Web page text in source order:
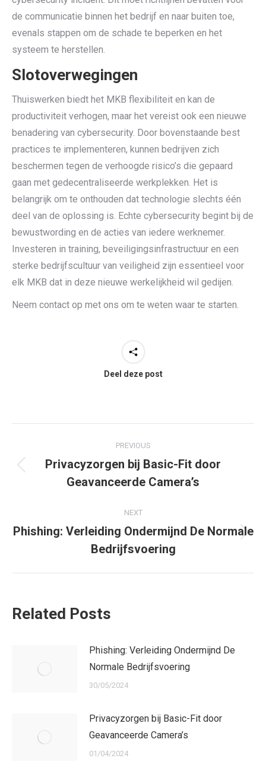
de communicatie binnen het bedrijf en naar buiten toe,
evenals stappen om de schade te beperken en het
systeem te herstellen.
Slotoverwegingen
Thuiswerken biedt het MKB flexibiliteit en kan de
productiviteit verhogen, maar het vereist ook een nieuwe
benadering van cybersecurity. Door bovenstaande best
practices te implementeren, kunnen bedrijven zich
beschermen tegen de verhoogde risico’s die gepaard
gaan met gedecentraliseerde werkplekken. Het is
belangrijk om te onthouden dat technologie slechts één
deel van de oplossing is. Echte cybersecurity begint bij de
bewustwording en de acties van iedere werknemer.
Investeren in training, beveiligingsinfrastructuur en een
sterke bedrijfscultuur van veiligheid zijn essentieel voor
elk MKB dat in deze nieuwe werkelijkheid wil gedijen.
Neem contact op met ons om te weten waar te starten.
Deel deze post
navigation
PREVIOUS
Previous
post:
Privacyzorgen bij Basic-Fit door
Geavanceerde Camera’s
NEXT
Next
post:
Phishing: Verleiding Ondermijnd De Normale
Bedrijfsvoering
Related Posts
Phishing: Verleiding Ondermijnd De
Normale Bedrijfsvoering
30/05/2024
Privacyzorgen bij Basic-Fit door
Geavanceerde Camera’s
01/04/2024